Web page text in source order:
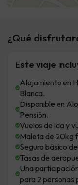
¿Qué
Este viaje
Alojamiento en
Blanca.
Disponible en
Pensión.
Vuelos de ida y
Maleta de 20kg
Seguro básico
Tasas de
Una
para 2 personas